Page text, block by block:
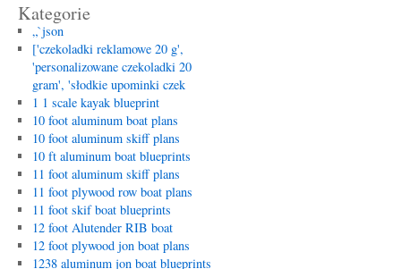
Kategorie
„`json
['czekoladki reklamowe 20 g',
'personalizowane czekoladki 20
gram', 'słodkie upominki czek
1 1 scale kayak blueprint
10 foot aluminum boat plans
10 foot aluminum skiff plans
10 ft aluminum boat blueprints
11 foot aluminum skiff plans
11 foot plywood row boat plans
11 foot skif boat blueprints
12 foot Alutender RIB boat
12 foot plywood jon boat plans
1238 aluminum jon boat blueprints